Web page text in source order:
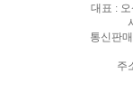
대표 :
통신판
주